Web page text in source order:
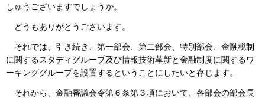
しゅうございますでしょうか。
どうもありがとうございます。
それでは、引き続き、第一部会、第二部会、特別部会、金融税制
に関するスタディグループ及び情報技術革新と金融制度に関するワ
ーキンググループを設置するということにしたいと存じます。
それから、金融審議会令第６条第３項において、各部会の部会長